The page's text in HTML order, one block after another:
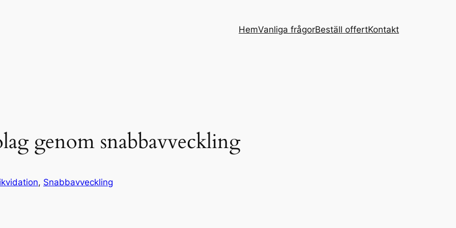
HemVanliga frågorBeställ offertKontakt
genom snabbavveckling
, Snabbavveckling